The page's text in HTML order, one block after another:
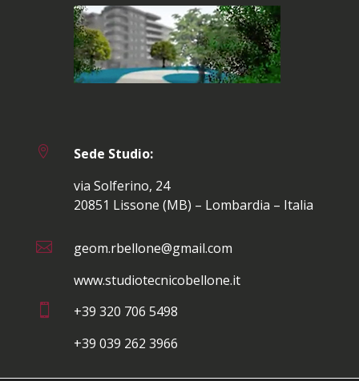

Sede Studio:
via Solferino, 24
20851 Lissone (MB) – Lombardia – Italia

geom.rbellone@gmail.com
www.studiotecnicobellone.it

+39 320 706 5498
+39 039 262 3966